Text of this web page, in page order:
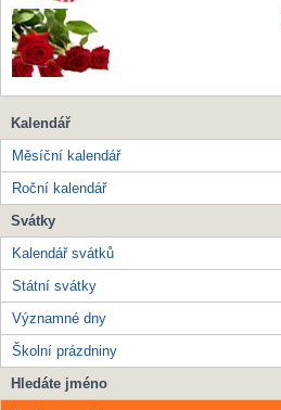
Kalendář
Měsíční kalendář
Roční kalendář
Svátky
Kalendář svátků
Státní svátky
Významné dny
Školní prázdniny
Hledáte jméno